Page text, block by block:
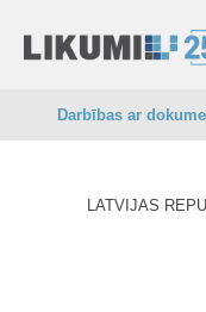
Darbības ar
LATVIJAS